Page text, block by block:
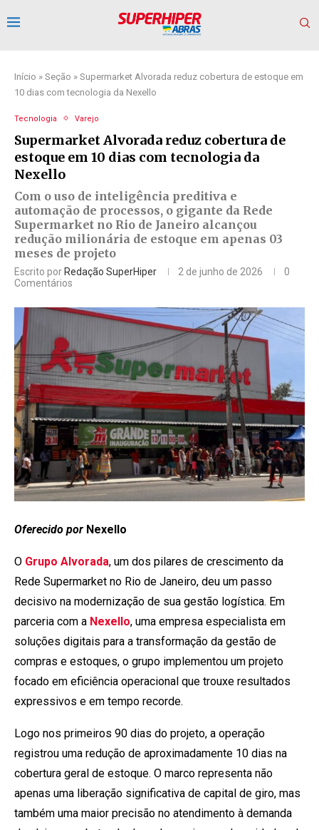
Início » Seção » Supermarket Alvorada reduz cobertura de estoque em
10 dias com tecnologia da Nexello
Tecnologia Varejo
Supermarket Alvorada reduz cobertura de
estoque em 10 dias com tecnologia da
Nexello
Com o uso de inteligência preditiva e
automação de processos, o gigante da Rede
Supermarket no Rio de Janeiro alcançou
redução milionária de estoque em apenas 03
meses de projeto
Escrito porRedação SuperHiper 2 de junho de 2026
0
Comentários
Oferecido por Nexello
O Grupo Alvorada, um dos pilares de crescimento da
Rede Supermarket no Rio de Janeiro, deu um passo
decisivo na modernização de sua gestão logística. Em
parceria com a Nexello, uma empresa especialista em
soluções digitais para a transformação da gestão de
compras e estoques, o grupo implementou um projeto
focado em eficiência operacional que trouxe resultados
expressivos e em tempo recorde.
Logo nos primeiros 90 dias do projeto, a operação
registrou uma redução de aproximadamente 10 dias na
cobertura geral de estoque. O marco representa não
apenas uma liberação significativa de capital de giro, mas
também uma maior precisão no atendimento à demanda